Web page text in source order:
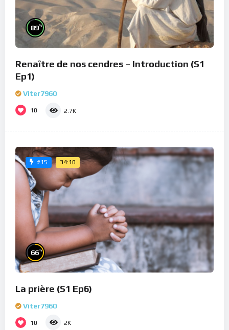
89%
Renaître de nos cendres – Introduction (S1
Ep1)
Viter7960
10 2.7K
#15 34:10
66%
La prière (S1 Ep6)
Viter7960
10 2K